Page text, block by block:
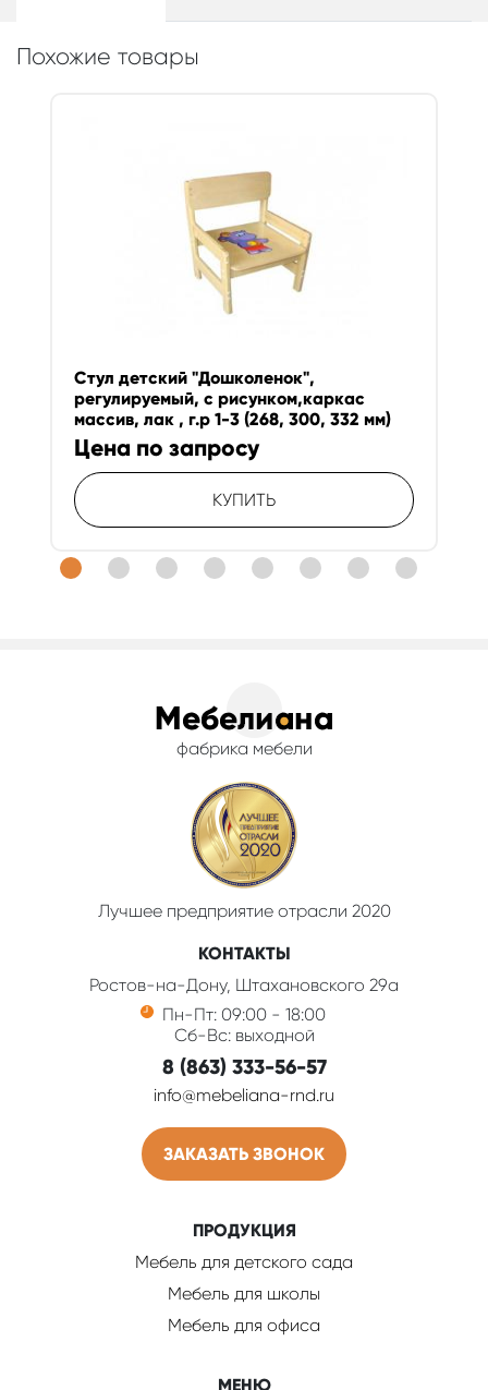
Похожие товары
Стул детский "Дошколенок",
регулируемый, с рисунком,каркас
массив, лак , г.р 1-3 (268, 300, 332 мм)
Цена по запросу
КУПИТЬ
фабрика мебели
Лучшее предприятие отрасли 2020
КОНТАКТЫ
Ростов-на-Дону, Штахановского 29а
Пн-Пт: 09:00 - 18:00
Сб-Вс: выходной
8 (863) 333-56-57
info@mebeliana-rnd.ru
ЗАКАЗАТЬ ЗВОНОК
ПРОДУКЦИЯ
Мебель для детского сада
Мебель для школы
Мебель для офиса
МЕНЮ